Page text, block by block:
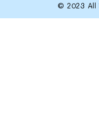
© 2023 All